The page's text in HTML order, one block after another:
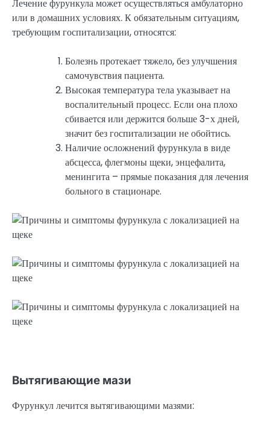
Лечение фурункула может осуществляться амбулаторно
или в домашних условиях. К обязательным ситуациям,
требующим госпитализации, относятся:
Болезнь протекает тяжело, без улучшения
самочувствия пациента.
Высокая температура тела указывает на
воспалительный процесс. Если она плохо
сбивается или держится больше 3-х дней,
значит без госпитализации не обойтись.
Наличие осложнений фурункула в виде
абсцесса, флегмоны щеки, энцефалита,
менингита – прямые показания для лечения
больного в стационаре.
Вытягивающие мази
Фурункул лечится вытягивающими мазями: